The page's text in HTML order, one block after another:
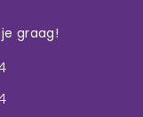
graag!